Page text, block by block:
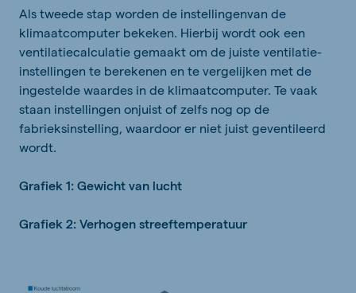
Als tweede stap worden de instellingenvan de
klimaatcomputer bekeken. Hierbij wordt ook een
ventilatiecalculatie gemaakt om de juiste ventilatie-
instellingen te berekenen en te vergelijken met de
ingestelde waardes in de klimaatcomputer. Te vaak
staan instellingen onjuist of zelfs nog op de
fabrieksinstelling, waardoor er niet juist geventileerd
wordt.
Grafiek 1: Gewicht van lucht
Grafiek 2: Verhogen streeftemperatuur